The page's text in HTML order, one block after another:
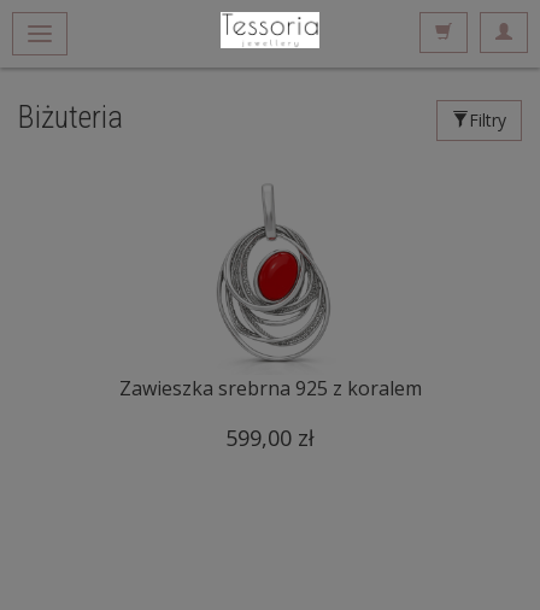
Biżuteria Filtry
Zawieszka srebrna 925 z koralem
599,00 zł